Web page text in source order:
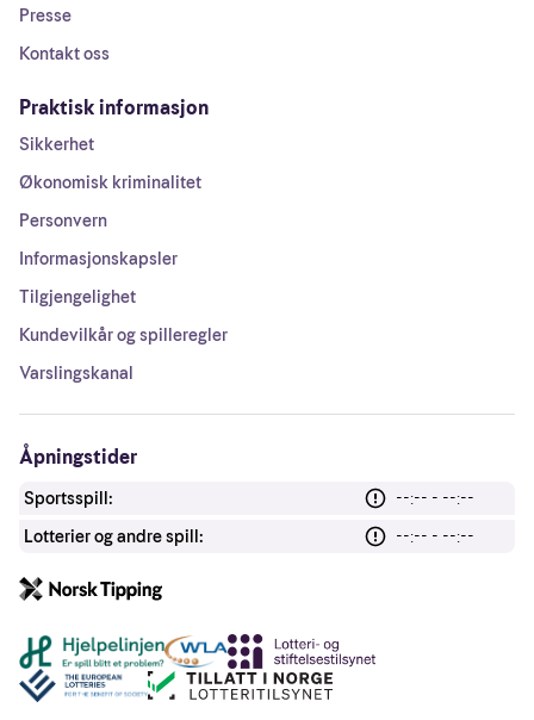
Presse
Kontakt oss
Praktisk informasjon
Sikkerhet
Økonomisk kriminalitet
Personvern
Informasjonskapsler
Tilgjengelighet
Kundevilkår og spilleregler
Varslingskanal
Åpningstider
Sportsspill:
--:-- - --:--
Lotterier og andre spill:
--:-- - --:--
Andre lenker